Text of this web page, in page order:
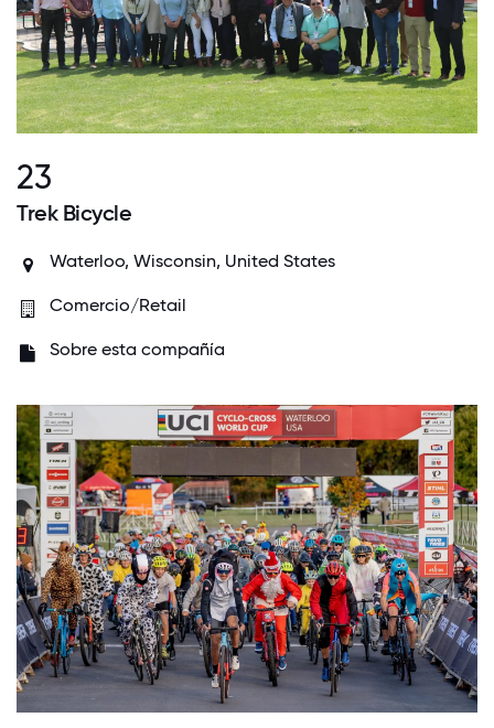
23
Trek Bicycle
Waterloo, Wisconsin, United States
Comercio/Retail
Sobre esta compañía